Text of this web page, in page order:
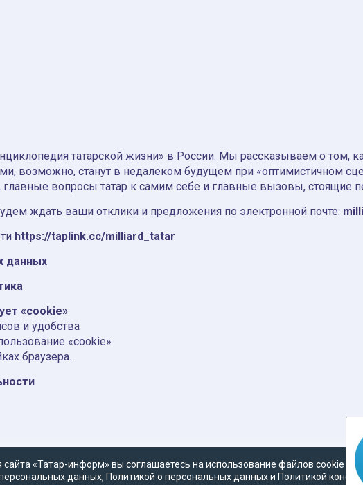
татарской жизни» в России. Мы рассказываем о том,
возможно, станут в недалеком будущем при «оптимистичном
главные вопросы татар к самим себе и главные вызовы, стоящие
ждать ваши отклики и предложения по электронной почте:
https://taplink.cc/milliard_tatar
данных
«cookie»
и удобства
«cookie»
браузера.
«Татар-информ» вы соглашаетесь на использование файлов cookie в
данных, Политикой о персональных данныхи Политикой